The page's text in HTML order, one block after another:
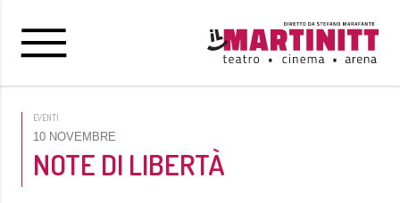
EVENTI
10 NOVEMBRE
NOTE DI LIBERTÀ